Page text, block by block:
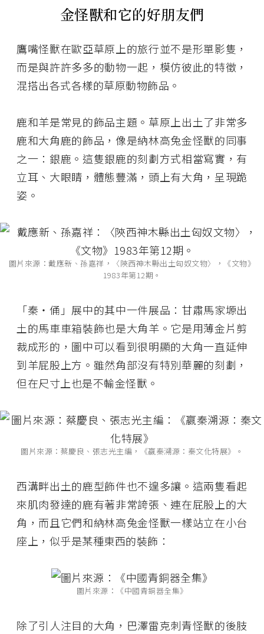
金怪獸和它的好朋友們
鷹嘴怪獸在歐亞草原上的旅行並不是形單影隻，
而是與許許多多的動物一起，模仿彼此的特徵，
混搭出各式各樣的草原動物飾品。
鹿和羊是常見的飾品主題。草原上出土了非常多
鹿和大角鹿的飾品，像是納林高兔金怪獸的同事
之一：銀鹿。這隻銀鹿的刻劃方式相當寫實，有
立耳、大眼睛，體態豐滿，頭上有大角，呈現跪
姿。
圖片來源：戴應新、孫嘉祥，〈陝西神木縣出土匈奴文物〉，《文物》
1983年第12期。
「秦‧俑」展中的其中一件展品：甘肅馬家塬出
土的馬車車箱裝飾也是大角羊。它是用薄金片剪
裁成形的，圖中可以看到很明顯的大角一直延伸
到羊屁股上方。雖然角部沒有特別華麗的刻劃，
但在尺寸上也是不輸金怪獸。
圖片來源：蔡慶良、張志光主編，《嬴秦溯源：秦文化特展》。
西溝畔出土的鹿型飾件也不遑多讓。這兩隻看起
來肌肉發達的鹿有著非常誇張、連在屁股上的大
角，而且它們和納林高兔金怪獸一樣站立在小台
座上，似乎是某種東西的裝飾：
圖片來源：《中國青銅器全集》
除了引人注目的大角，巴澤雷克刺青怪獸的後肢